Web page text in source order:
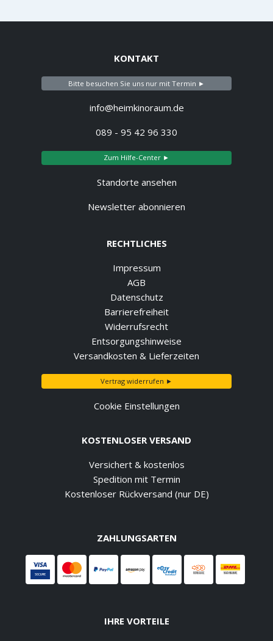
KONTAKT
Bitte besuchen Sie uns nur mit Termin ►
info@heimkinoraum.de
089 - 95 42 96 330
Zum Hilfe-Center ►
Standorte ansehen
Newsletter abonnieren
RECHTLICHES
Impressum
AGB
Datenschutz
Barrierefreiheit
Widerrufsrecht
Entsorgungshinweise
Versandkosten & Lieferzeiten
Vertrag widerrufen ►
Cookie Einstellungen
KOSTENLOSER VERSAND
Versichert & kostenlos
Spedition mit Termin
Kostenloser Rückversand (nur DE)
ZAHLUNGSARTEN
IHRE VORTEILE